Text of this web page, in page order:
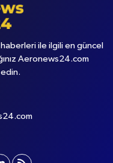
haberleri ile ilgili en güncel
Aeronews24.com
edin.